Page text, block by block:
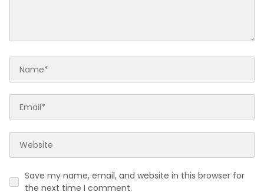
Save my name, email, and website in this browser for
the next time I comment.